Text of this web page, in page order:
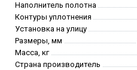
Наполнитель полотна
Контуры уплотнения
Установка на улицу
Размеры, мм
Масса, кг
Страна производитель